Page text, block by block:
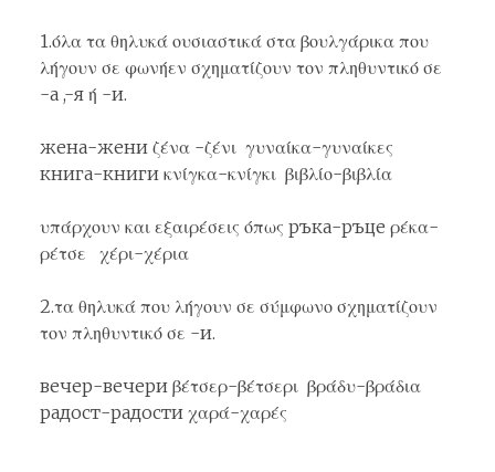
1.όλα τα θηλυκά ουσιαστικά στα βουλγάρικα που
λήγουν σε φωνήεν σχηματίζουν τον πληθυντικό σε
-a ,-я ή -и.
жена-жени ζένα -ζένι γυναίκα-γυναίκες
книга-книги κνίγκα-κνίγκι βιβλίο-βιβλία
υπάρχουν και εξαιρέσεις όπως ръка-ръце ρέκα-
ρέτσε χέρι-χέρια
2.τα θηλυκά που λήγουν σε σύμφωνο σχηματίζουν
τον πληθυντικό σε -и.
вечер-вечери βέτσερ-βέτσερι βράδυ-βράδια
радост-радости χαρά-χαρές